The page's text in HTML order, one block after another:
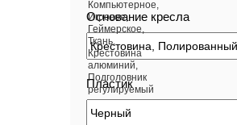
Основание кресла
Пластик